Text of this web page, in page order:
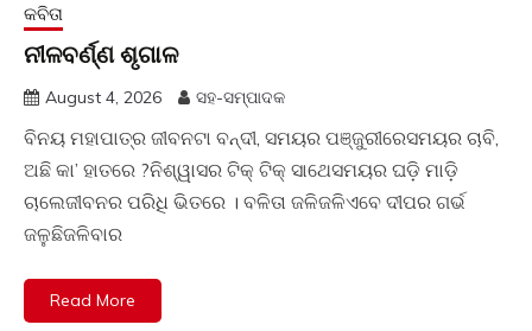
କବିତା
ନୀଳବର୍ଣ୍ଣ ଶୃଗାଳ
August 4, 2026 ସହ-ସମ୍ପାଦକ
ବିନୟ ମହାପାତ୍ର ଜୀବନଟା ବନ୍ଦୀ, ସମୟର ପଞ୍ଜୁରୀରେସମୟର ଚାବି,
ଅଛି କା’ ହାତରେ ?ନିଶ୍ୱାସର ଟିକ୍ ଟିକ୍ ସାଥେସମୟର ଘଡ଼ି ମାଡ଼ି
ଚାଲେଜୀବନର ପରିଧି ଭିତରେ । ବଳିତା ଜଳିଜଳିଏବେ ଦୀପର ଗର୍ଭ
ଜଳୁଛିଜଳିବାର
Read More